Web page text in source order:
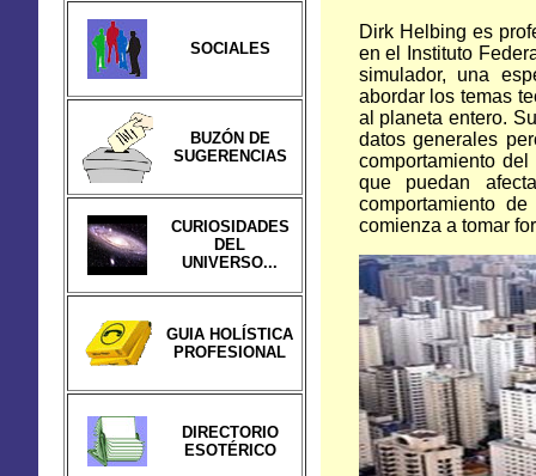
SOCIALES
BUZÓN DE
SUGERENCIAS
CURIOSIDADES
DEL
UNIVERSO...
GUIA HOLÍSTICA
PROFESIONAL
DIRECTORIO
ESOTÉRICO
Dirk Helbing es
en el Instituto
simulador, una
abordar los temas
al planeta entero.
datos generales
comportamiento
que puedan
comportamiento
comienza a tomar